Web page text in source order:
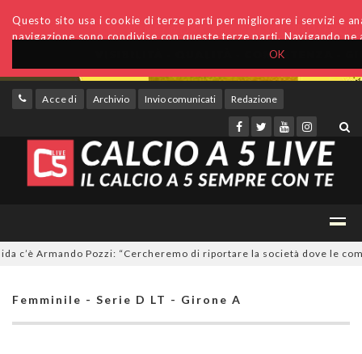
OK
Questo sito usa i cookie di terze parti per migliorare i servizi e
navigazione sono condivise con queste terze parti. Navigando
Accedi Archivio Invio comunicati Redazione
Armando Pozzi: “Cercheremo di riportare la società dove le
Femminile - Serie D LT - Girone A